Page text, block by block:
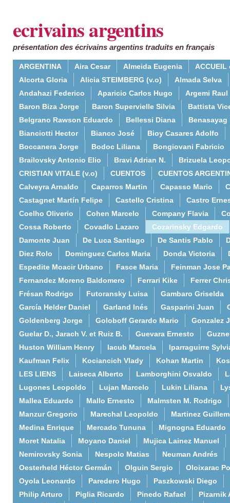
ecrivains argentins
présentation des écrivains argentins traduits en français
ARGENTINA Aira Cesar Almeida Eugenia
ACCUEIL
Alcorta Gloria
Alicia STEIMBERG (v.o)
Almada Selva
Andahazi Federico
Aparicio Carlos Hugo
Argemi Raul
Baron Biza Jorge
Baron Supervielle Silvia
Battista
Belgrano Rawson Eduardo
Bellessi Diana
Benasayag
Bianciotti Hector
Bianco José
Bioy Casares Adolfo
Boccanera Jorge
Bodoc Liliana
Bongiovani Fabricio
Brailovsky Antonio Elio
Bravi Adrian N.
Brizuela
CRISTIAN VITALE (v.o)
CUENTOS
CUENTOS
Calveyra Arnaldo
Caparros Martin Capasso Mario
Castagnet Martín Felipe
Castello Cristina
Castro
Coelho Oliverio
Cohen Marcelo Company Flavia
Cossa Roberto
Covadlo Lazaro
Cozarinsky Edgardo
Damonte Juan
De Luca Santiago De Santis Pablo
Diez Rolo
Dominguez Carlos Maria Donda Victoria
Espedite Moacir Urbano
Fasce Maria
Feinman Jose
Fernandez Moreno Baldomero
Ferrari Kike
Ferrer
Frésan Rodrigo
Futoransky Luisa
Gambaro Griselda
García Helder Daniel
Garland Inés Gasparini Juan
Goldenberg Jorge
Goloboff Gerardo Mario
Gonzalez
Guelar D., Jarach V. et Ruiz B.
Guevara Ernesto
Huston William Henry
Iacub Marcela
Iparraguirre
Kaufman Felix
Kociancich Vlady Kohan Martin
LES LIENS
Laiseca Alberto Lamborghini Osvaldo
Lugones Leopoldo
Lujan Marcelo Lukin Liliana
Mallea Eduardo
Mallo Ernesto
Malmsten M. Rodrigo
Manzur Gregorio
Marechal Leopoldo
Martinez
Medina Enrique
Mercado Tununa
Mignogna Eduardo
Moret Natalia
Moyano Daniel
Mujica Lainez Manuel
Nemirovsky Sonia
Nespolo Matias
Neuman Andrés
Oesterheld Héctor Germán
Olguin Sergio
Oloixarac
Oyola Leonardo
Paredero Hugo
Paszkowski Diego
Philip Arturo
Piglia Ricardo Pinedo Rafael
Pizarnik